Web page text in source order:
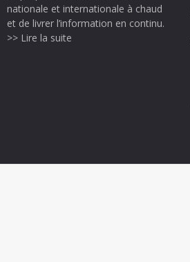
nationale et internationale à chaud
et de livrer l’information en continu.
>> Lire la suite